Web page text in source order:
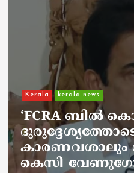
kerala news
ചാലിശേരിയില്‍
ജനകീയ
നഴ്സിന്
അണലിയുടെ
ഡ്യൂട്ടിക്കിടെ